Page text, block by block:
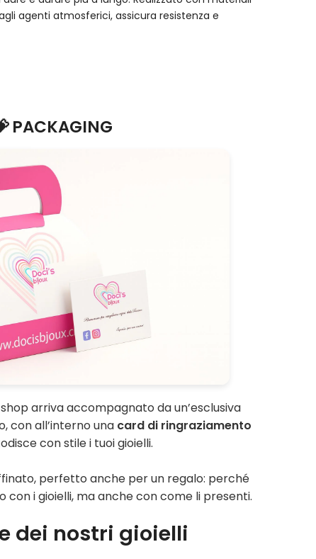
agenti atmosferici, assicura resistenza e
PACKAGING
arriva accompagnato da un’esclusiva
con all’interno una card di ringraziamento
con stile i tuoi gioielli.
perfetto anche per un regalo: perché
con i gioielli, ma anche con come li presenti.
dei nostri gioielli